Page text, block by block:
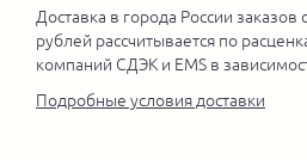
Доставка в города России
рублей рассчитывается по
компаний СДЭК и EMS в
Подробные условия доставки